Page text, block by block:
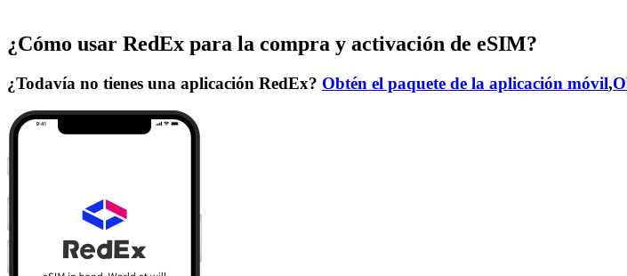
¿Cómo usar RedEx para la compra y activación de eSIM?
¿Todavía no tienes una aplicación RedEx? Obtén el paquete de la aplicación móvil,